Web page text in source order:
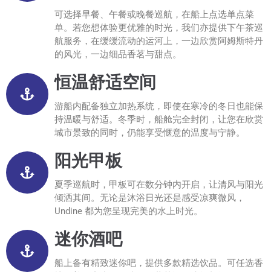
可选择早餐、午餐或晚餐巡航，在船上点选单点菜
单。若您想体验更优雅的时光，我们亦提供下午茶巡
航服务，在缓缓流动的运河上，一边欣赏阿姆斯特丹
的风光，一边细品香茗与甜点。
恒温舒适空间
游船内配备独立加热系统，即使在寒冷的冬日也能保
持温暖与舒适。冬季时，船舱完全封闭，让您在欣赏
城市景致的同时，仍能享受惬意的温度与宁静。
阳光甲板
夏季巡航时，甲板可在数分钟内开启，让清风与阳光
倾洒其间。无论是沐浴日光还是感受凉爽微风，
Undine 都为您呈现完美的水上时光。
迷你酒吧
船上备有精致迷你吧，提供多款精选饮品。可任选香